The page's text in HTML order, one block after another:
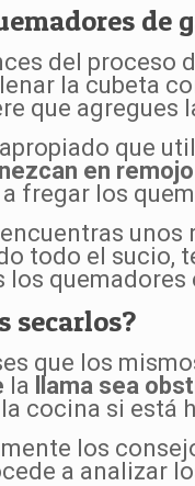
de
del proceso
la cubeta
que agregues
que
en
fregar los
todo el sucio,
los quemadores
secarlos?
que los
la llama sea
cocina si está
los
a analizar